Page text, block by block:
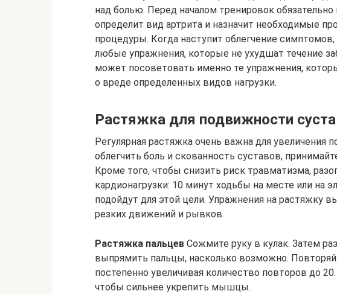
над болью. Перед началом тренировок
определит вид артрита и назначит необходимые
процедуры. Когда наступит облегчение
любые упражнения, которые не ухудшат течение
может посоветовать именно те упражнения,
о вреде определенных видов нагрузки.
Растяжка для подвижности
Регулярная растяжка очень важна для увеличения
облегчить боль и скованность суставов,
Кроме того, чтобы снизить риск травматизма,
кардионагрузки: 10 минут ходьбы на месте или на
подойдут для этой цели. Упражнения на растяжку
резких движений и рывков.
Растяжка пальцев Сожмите руку в кулак. Затем
выпрямить пальцы, насколько возможно.
постепенно увеличивая количество повторов до
чтобы сильнее укрепить мышцы.